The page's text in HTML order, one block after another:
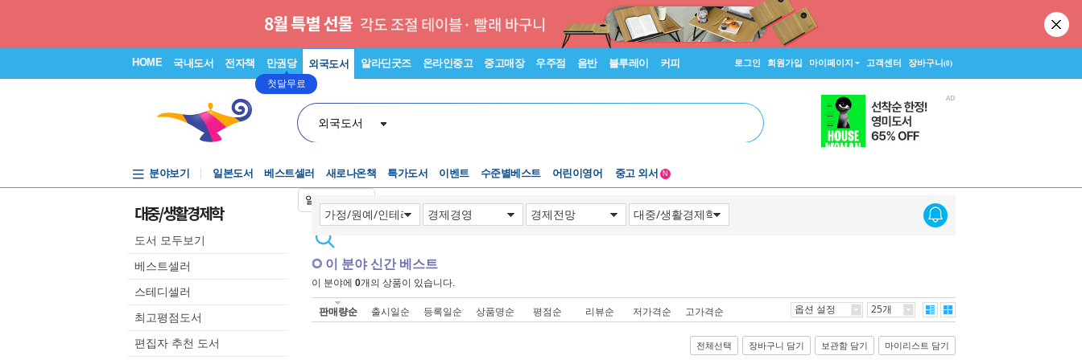
HOME 국내도서 전자책 만권당
첫달무료
외국도서 알라딘굿즈 온라인중고 중고매장 우주점 음반 블루레이 커피 로그인 회원가입 마이페이지 고객센터 장바구니(0)
외국도서
일본어입력기
분야보기 일본도서 베스트셀러 새로나온책 특가도서 이벤트
수준별베스트
수준별베스트
어린이영어
중고 외서
중고 외서
N
대중/생활경제학
도서 모두보기
베스트셀러
스테디셀러
최고평점도서
편집자 추천 도서
이 분야 신간 베스트
이 분야에 0개의 상품이 있습니다.
판매량순 출시일순 등록일순 상품명순 평점순 리뷰순 저가격순 고가격순 옵션 설정 25개
전체선택 장바구니 담기 보관함 담기 마이리스트 담기